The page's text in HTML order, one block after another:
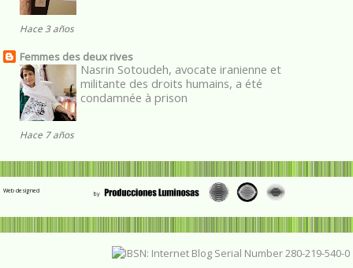
Hace 3 años
Femmes des deux rives
Nasrin Sotoudeh, avocate iranienne et
militante des droits humains, a été
condamnée à prison
Hace 7 años
Web designed